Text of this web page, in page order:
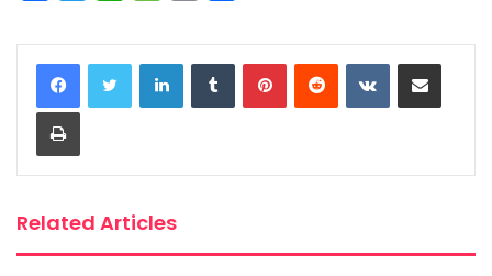
c
e
b
o
o
i
t
t
a
t
s
s
s
a
a
i
a
r
e
LinkedInTumblrPinterestReddit VKontakteShare via Email
Print
Related Articles